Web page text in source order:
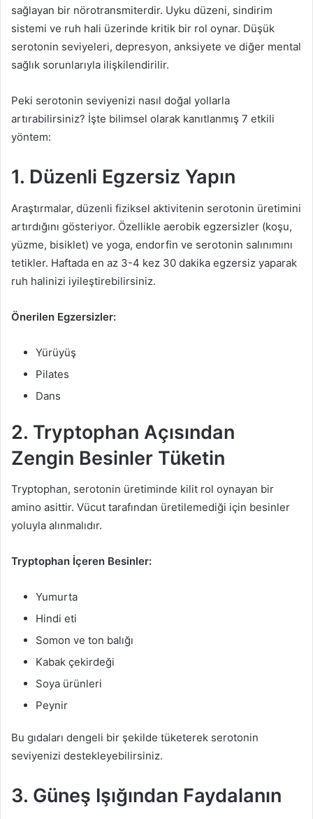
sağlayan bir nörotransmiterdir. Uyku düzeni, sindirim
sistemi ve ruh hali üzerinde kritik bir rol oynar. Düşük
serotonin seviyeleri, depresyon, anksiyete ve diğer mental
sağlık sorunlarıyla ilişkilendirilir.
Peki serotonin seviyenizi nasıl doğal yollarla
artırabilirsiniz? İşte bilimsel olarak kanıtlanmış 7 etkili
yöntem:
1. Düzenli Egzersiz Yapın
Araştırmalar, düzenli fiziksel aktivitenin serotonin üretimini
artırdığını gösteriyor. Özellikle aerobik egzersizler (koşu,
yüzme, bisiklet) ve yoga, endorfin ve serotonin salınımını
tetikler. Haftada en az 3-4 kez 30 dakika egzersiz yaparak
ruh halinizi iyileştirebilirsiniz.
Önerilen Egzersizler:
Yürüyüş
Pilates
Dans
2. Tryptophan Açısından
Zengin Besinler Tüketin
Tryptophan, serotonin üretiminde kilit rol oynayan bir
amino asittir. Vücut tarafından üretilemediği için besinler
yoluyla alınmalıdır.
Tryptophan İçeren Besinler:
Yumurta
Hindi eti
Somon ve ton balığı
Kabak çekirdeği
Soya ürünleri
Peynir
Bu gıdaları dengeli bir şekilde tüketerek serotonin
seviyenizi destekleyebilirsiniz.
3. Güneş Işığından Faydalanın